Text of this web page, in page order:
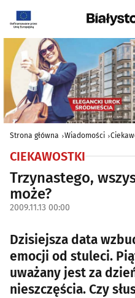
Strona główna Wiadomości
CIEKAWOSTKI
Trzynastego,
może?
2009.11.13 00:00
Dzisiejsza data
emocji od stuleci.
uważany jest za
nieszczęścia. Czy